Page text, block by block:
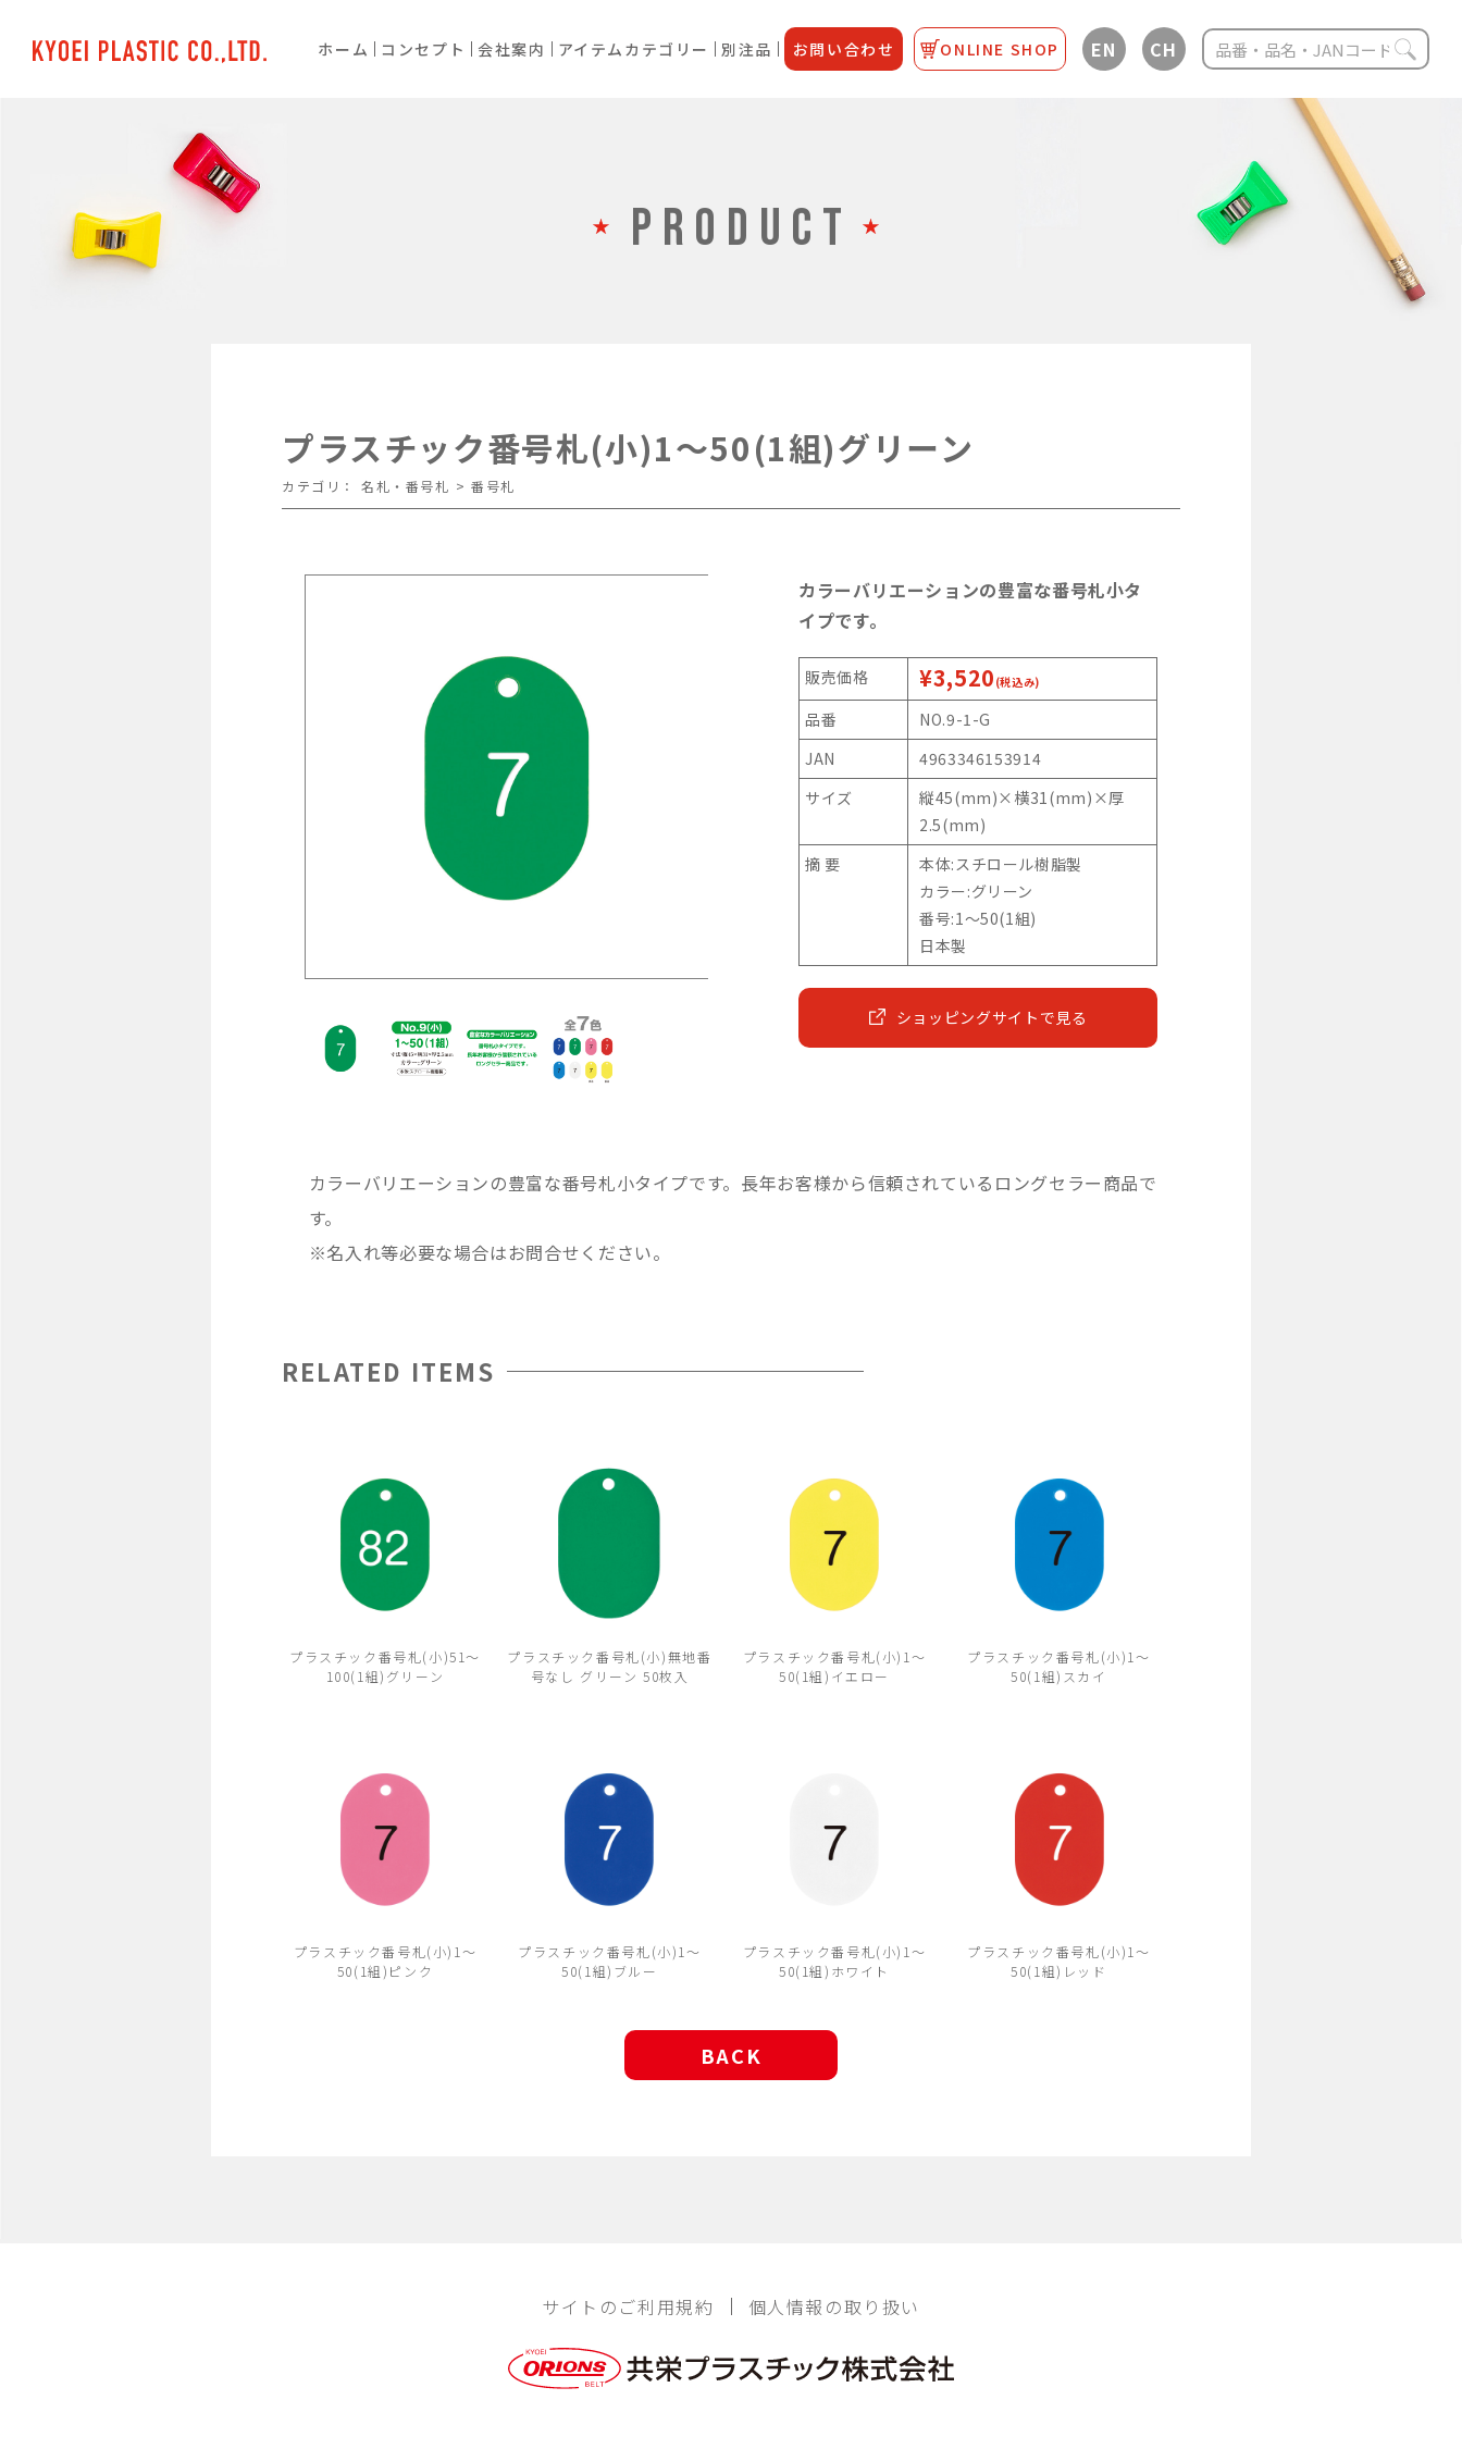
ホーム コンセプト 会社案内 アイテムカテゴリー 別注品 お問い合わせ ONLINE SHOP EN CH
PRODUCT
プラスチック番号札(小)1～50(1組)グリーン
カテゴリ： 名札・番号札 > 番号札
カラーバリエーションの豊富な番号札小タ
イプです。
販売価格 ¥3,520 (税込み)
品番
NO.9-1-G
JAN
4963346153914
サイズ
縦45(mm)×横31(mm)×厚
2.5(mm)
摘 要
本体:スチロール樹脂製
カラー:グリーン
番号:1～50(1組)
日本製
ショッピングサイトで見る
カラーバリエーションの豊富な番号札小タイプです。長年お客様から信頼されているロングセラー商品で
す。
※名入れ等必要な場合はお問合せください。
RELATED ITEMS
プラスチック番号札(小)51～
100(1組)グリーン
プラスチック番号札(小)無地番
号なし グリーン 50枚入
プラスチック番号札(小)1～
50(1組)イエロー
プラスチック番号札(小)1～
50(1組)スカイ
プラスチック番号札(小)1～
50(1組)ピンク
プラスチック番号札(小)1～
50(1組)ブルー
プラスチック番号札(小)1～
50(1組)ホワイト
プラスチック番号札(小)1～
50(1組)レッド
BACK
サイトのご利用規約 個人情報の取り扱い